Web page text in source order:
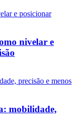
nivelar e
mobilidade,